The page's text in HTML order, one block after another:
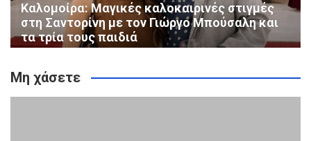
Καλομοίρα: Μαγικές καλοκαιρινές στιγμές
στη Σαντορίνη με τον Γιώργο Μπούσαλη και
τα τρία τους παιδιά
Μη χάσετε